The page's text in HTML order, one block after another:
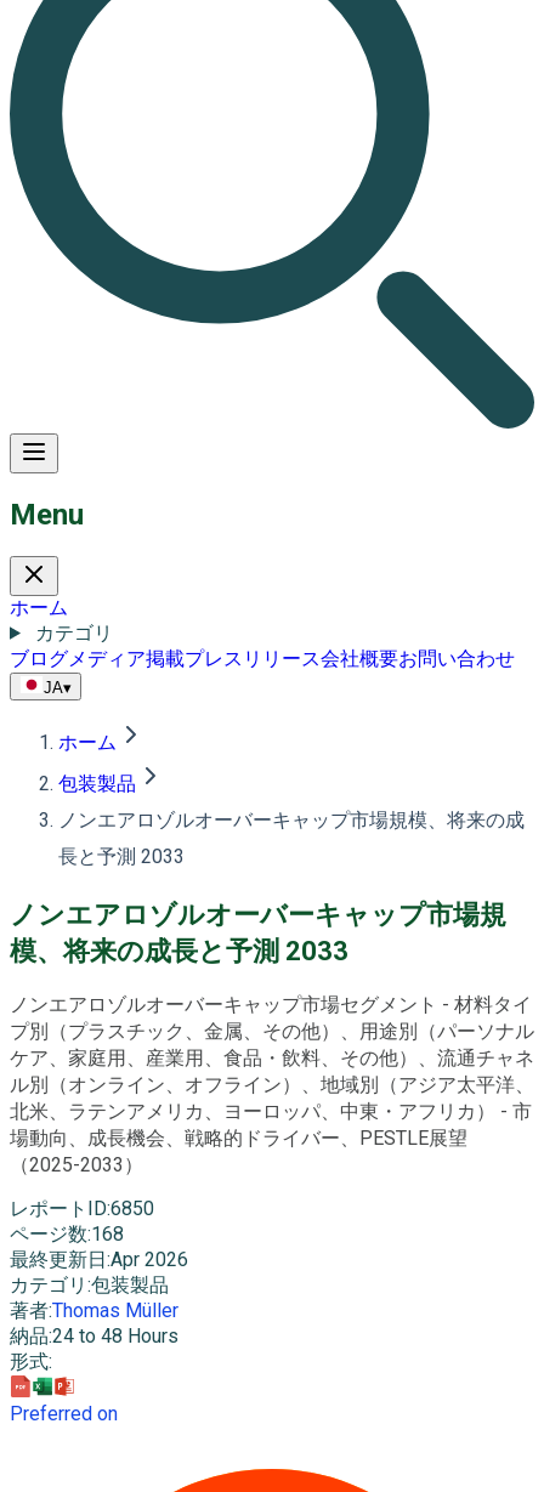
Menu
ホーム
カテゴリ
ブログメディア掲載プレスリリース会社概要お問い合わせ
JA▾
ホーム
包装製品
ノンエアロゾルオーバーキャップ市場規模、将来の成
長と予測 2033
ノンエアロゾルオーバーキャップ市場規
模、将来の成長と予測 2033
ノンエアロゾルオーバーキャップ市場セグメント - 材料タイ
プ別（プラスチック、金属、その他）、用途別（パーソナル
ケア、家庭用、産業用、食品・飲料、その他）、流通チャネ
ル別（オンライン、オフライン）、地域別（アジア太平洋、
北米、ラテンアメリカ、ヨーロッパ、中東・アフリカ） - 市
場動向、成長機会、戦略的ドライバー、PESTLE展望
（2025-2033）
レポートID:6850
ページ数:168
最終更新日 :Apr 2026
カテゴリ :包装製品
著者:Thomas Müller
納品:24 to 48 Hours
形式:
Preferred on